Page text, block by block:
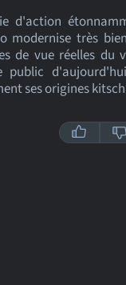
d'action
modernise très
de vue réelles du
public
ses origines